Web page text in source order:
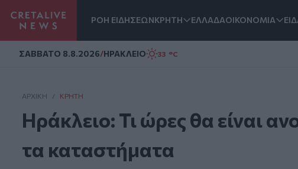
ΡΟΗ ΕΙΔΗΣΕΩΝΚΡΗΤΗ ΕΛΛΑΔΑΟΙΚΟΝΟΜΙΑ
ΣAΒΒΑΤΟ 8.8.2026/ΗΡΑΚΛΕΙΟ 33 °C
ΑΡΧΙΚΗ / ΚΡΉΤΗ
Ηράκλειο: Τι ώρες θα είναι
τα καταστήματα